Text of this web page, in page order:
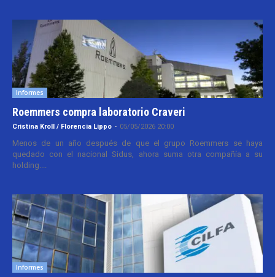
Informes
Roemmers compra laboratorio Craveri
Cristina Kroll / Florencia Lippo - 05/05/2026 20:00
Menos de un año después de que el grupo Roemmers se haya
quedado con el nacional Sidus, ahora suma otra compañía a su
holding....
Informes